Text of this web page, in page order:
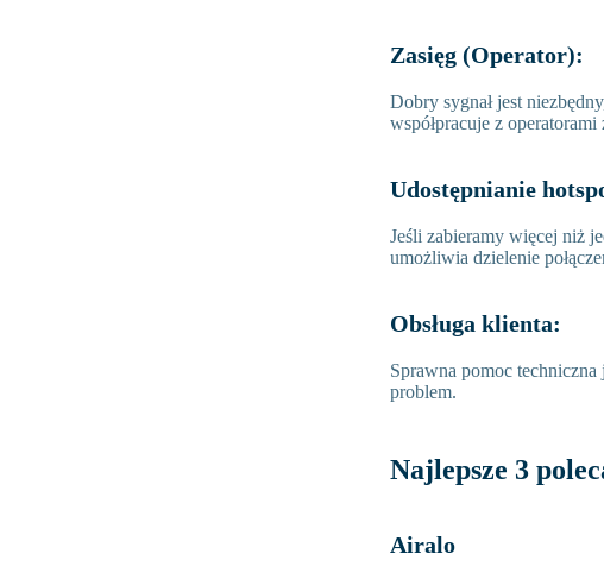
Zasięg (Operator):
Dobry sygnał jest
współpracuje z
Udostępnianie
Jeśli zabieramy więcej niż
umożliwia dzielenie
Obsługa klienta:
Sprawna pomoc
problem.
Najlepsze 3
Airalo